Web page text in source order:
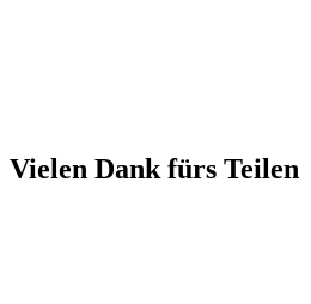
Vielen Dank fürs Teilen